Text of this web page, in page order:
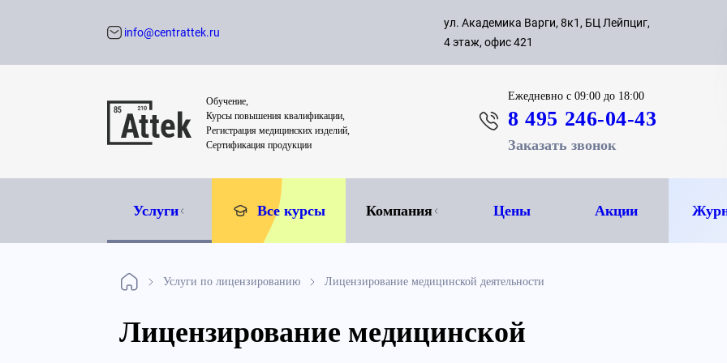
с 09:00
8 495
info@centrattek.ru
ул. Академика Варги, 8к1, БЦ Лейпциг,
4 этаж, офис 421
Обучение,
Курсы повышения квалификации,
Регистрация медицинских изделий,
Сертификация продукции
Ежедневнос 09:00 до 18:00
8 495 246-04-43
Заказать звонок
Услуги Все курсы Компания Цены Акции
Услуги по лицензированию Лицензирование медицинской деятельности
Лицензирование медицинской